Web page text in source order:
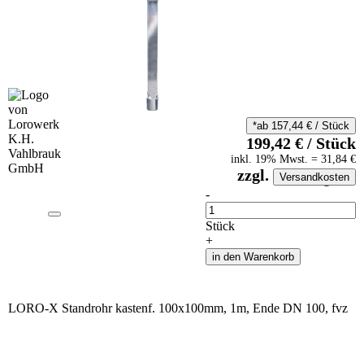
auf Anfrageliste
-
Anzahl
Stück
+
in den Warenkorb
*ab 157,44 €/ Stück
199,42 €/ Stück
inkl. 19% Mwst. = 31,84 €
zzgl. Versandkosten
LORO-X Standrohr kastenf. 100x100mm, 1m, Ende DN 100, fvz